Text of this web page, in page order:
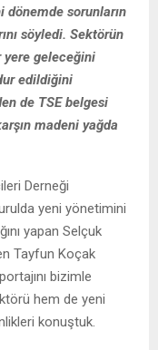
dönemde sorunların
söyledi. Sektörün
yere geleceğini
edildiğini
de TSE belgesi
madeni yağda
Derneği
yeni yönetimini
yapan Selçuk
Tayfun Koçak
bizimle
hem de yeni
konuştuk.